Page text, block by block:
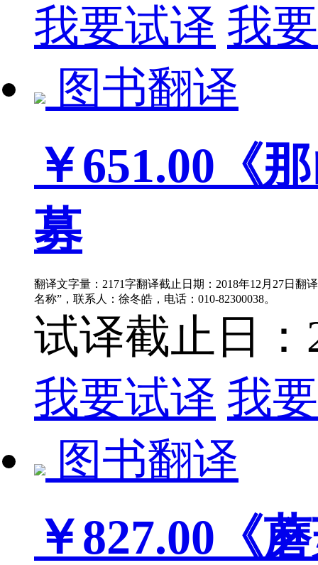
我要试译 我
图书翻译
￥651.00 《
募
翻译文字量：2171字翻译截止日期：2018年12月27日翻
名称”，联系人：徐冬皓，电话：010-82300038。
试译截止日：
我要试译 我
图书翻译
￥827.00 《